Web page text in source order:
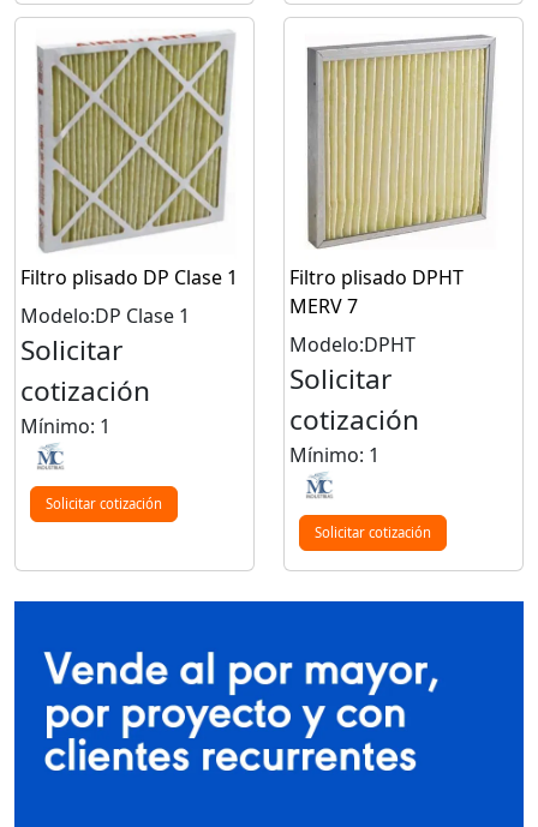
Filtro plisado DP Clase 1
Modelo:DP Clase 1
Solicitar
cotización
Mínimo: 1
Solicitar cotización
Filtro plisado DPHT
MERV 7
Modelo:DPHT
Solicitar
cotización
Mínimo: 1
Solicitar cotización